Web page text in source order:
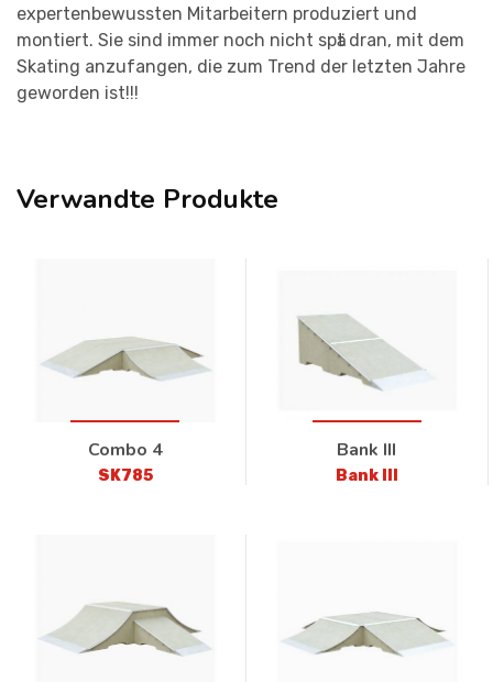
expertenbewussten Mitarbeitern produziert und
montiert. Sie sind immer noch nicht spӓt dran, mit dem
Skating anzufangen, die zum Trend der letzten Jahre
geworden ist!!!
Verwandte Produkte
Combo 4
SK785
Bank III
Bank III